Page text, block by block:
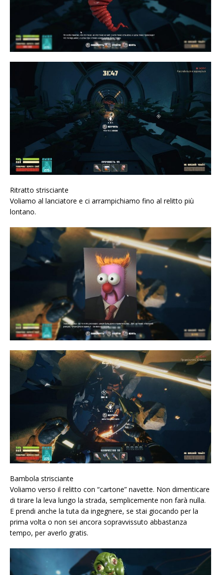
Ritratto strisciante
Voliamo al lanciatore e ci arrampichiamo fino al relitto più
lontano.
Bambola strisciante
Voliamo verso il relitto con “cartone” navette. Non dimenticare
di tirare la leva lungo la strada, semplicemente non farà nulla.
E prendi anche la tuta da ingegnere, se stai giocando per la
prima volta o non sei ancora sopravvissuto abbastanza
tempo, per averlo gratis.